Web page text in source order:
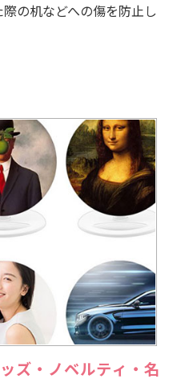
の机などへの傷を防止し
ズ・ノベルティ・名